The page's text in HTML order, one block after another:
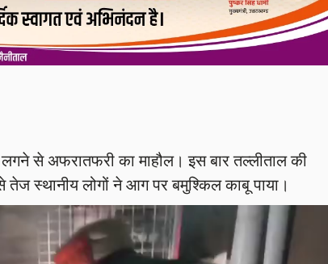
से अफरातफरी का माहौल। इस बार तल्लीताल की
स्थानीय लोगों ने आग पर बमुश्किल काबू पाया।